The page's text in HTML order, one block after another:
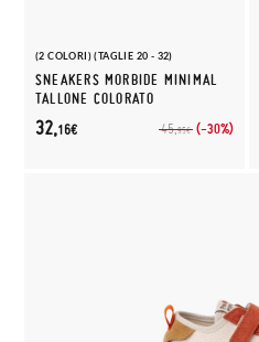
(2 COLORI) (TAGLIE 20 - 32)
SNEAKERS MORBIDE MINIMAL
TALLONE COLORATO
45,95€ (-30%)
32,16€